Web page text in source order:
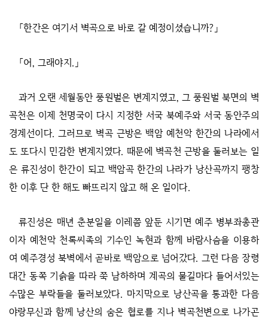
「한간은 여기서 벽곡으로 바로 갈 예정이셨습니까?」
「어, 그래야지.」
과거 오랜 세월동안 풍원벌은 변계지였고, 그 풍원벌 북면의 벽
곡천은 이제 천명국이 다시 지정한 서국 북예주와 서국 동안주의
경계선이다. 그러므로 벽곡 근방은 백암 예천악 한간의 나라에서
도 또다시 민감한 변계지였다. 때문에 벽곡천 근방을 둘러보는 일
은 류진성이 한간이 되고 백암곡 한간의 나라가 낭산곡까지 팽창
한 이후 단 한 해도 빠뜨리지 않고 해 온 일이다.
류진성은 매년 춘분일을 이레쯤 앞둔 시기면 예주 병부좌총관
이자 예천악 천록씨족의 기수인 녹현과 함께 바람사슴을 이용하
여 예주경성 북벽에서 곧바로 백암으로 넘어갔다. 그런 다음 장령
대간 동쪽 기슭을 따라 쭉 남하하며 계곡의 물길마다 들어서있는
수많은 부락들을 둘러보았다. 마지막으로 낭산곡을 통과한 다음
야랑무신과 함께 낭산의 숨은 협로를 지나 벽곡천변으로 나가곤